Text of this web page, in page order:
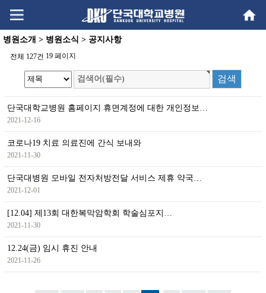
content
menu
병원소개 > 병원소식 > 공지사항
전체 127건 19 페이지
단국대학교병원 홈페이지 휴면계정에 대한 개인정보…
2021-12-16
코로나19 치료 의료진에 간식 보내와
2021-11-30
단국대병원 모바일 전자처방전달 서비스 제휴 약국…
2021-12-01
[12.04] 제13회 대한복막암학회 학술심포지…
2021-11-30
12.24(금) 임시 휴진 안내
2021-11-26